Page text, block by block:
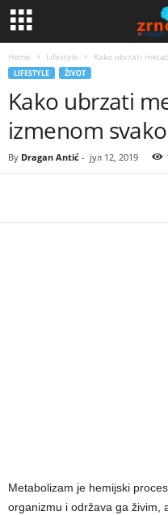
Home Lifestyle Kako ubrzati
LIFESTYLE ŽIVOT
Kako ubrzati
izmenom
By Dragan Antić - јул 12, 2019
Metabolizam je hemijski
organizmu i održava ga živim,